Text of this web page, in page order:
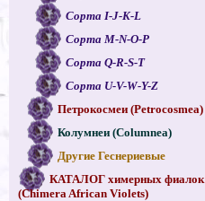
Сорта I-J-K-L
Сорта M-N-O-P
Сорта Q-R-S-T
Сорта U-V-W-Y-Z
Петрокосмеи (Petrocosmea)
Колумнеи (Columnea)
Другие Геснериевые
КАТАЛОГ химерных фиалок
(Chimera African Violets)